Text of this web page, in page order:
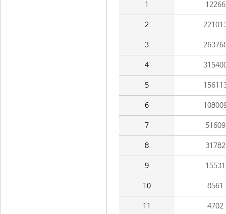
1 12266
2
3
4
5
6
7 51609
8 31782
9 15531
10 8561
11 4702